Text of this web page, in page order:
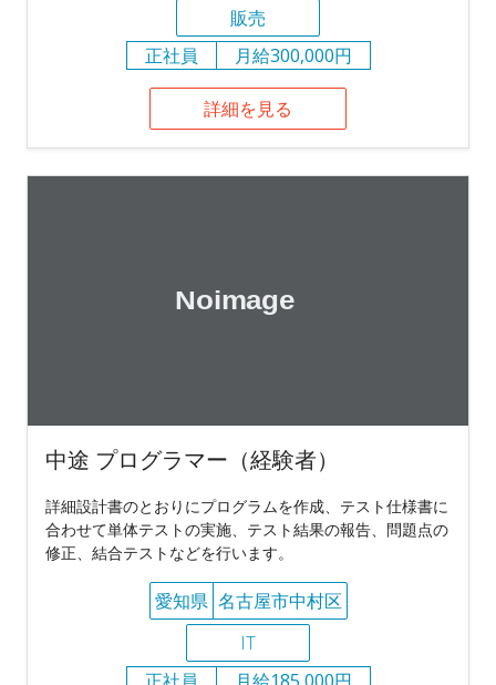
販売
正社員
月給300,000円
詳細を見る
中途 プログラマー（経験者）
詳細設計書のとおりにプログラムを作成、テスト仕様書に
合わせて単体テストの実施、テスト結果の報告、問題点の
修正、結合テストなどを行います。
愛知県 名古屋市中村区
IT